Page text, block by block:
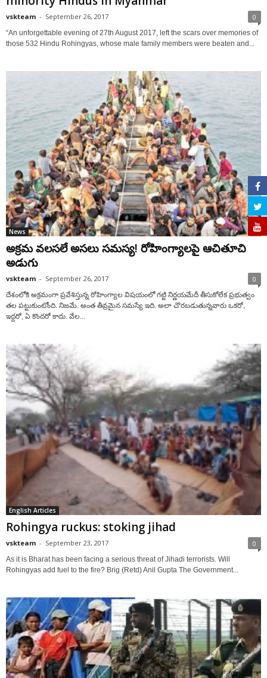
vskteam - September 26, 2017 0
“An unforgettable evening of 27th August 2017, left the scars over memories of
those 532 Hindu Rohingyas, whose male family members were beaten and...
News
అక్రమ వలసలే అసలు సమస్య! రోహింగ్యాలపై ఆచితూచి
అడుగు
vskteam - September 26, 2017 0
దేశంలోకి అక్రమంగా ప్రవేశిస్తున్న రోహింగ్యాల విషయంలో గట్టి నిర్ణయమేదీ తీసుకోలేక ప్రభుత్వం
తల పట్టుకుంటోంది. నిజమే. అంత తీవ్రమైన సమస్యే ఇది. అలా చొరబడుతున్నవారు ఒకరో,
ఇద్దరో, ఏ కొందరో కాదు. వేల...
English Articles
Rohingya ruckus: stoking jihad
vskteam - September 23, 2017 0
As it is Bharat has been facing a serious threat of Jihadi terrorists. Will
Rohingyas add fuel to the fire? Brig (Retd) Anil Gupta The Government...